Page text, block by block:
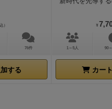
）
76件
する
¥
1～5人 90
カー